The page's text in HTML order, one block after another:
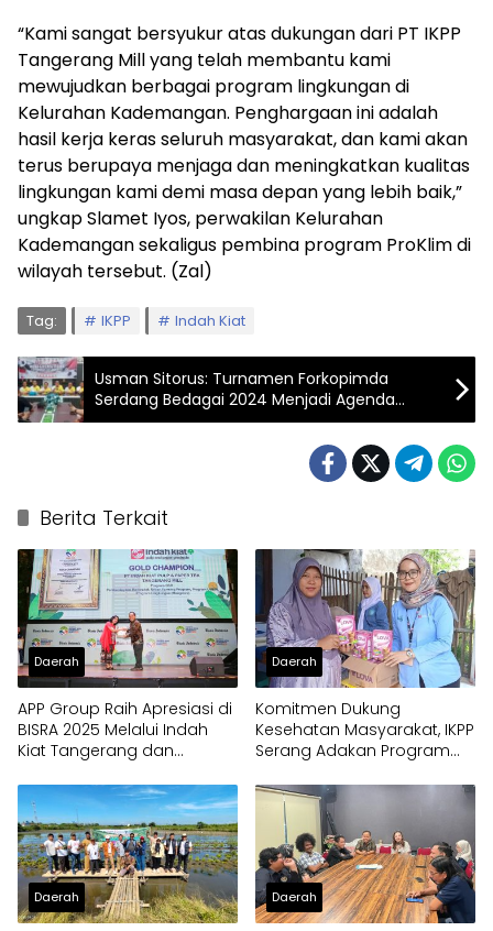
“Kami sangat bersyukur atas dukungan dari PT IKPP
Tangerang Mill yang telah membantu kami
mewujudkan berbagai program lingkungan di
Kelurahan Kademangan. Penghargaan ini adalah
hasil kerja keras seluruh masyarakat, dan kami akan
terus berupaya menjaga dan meningkatkan kualitas
lingkungan kami demi masa depan yang lebih baik,”
ungkap Slamet Iyos, perwakilan Kelurahan
Kademangan sekaligus pembina program ProKlim di
wilayah tersebut. (Zal)
Tag: IKPP Indah Kiat
Usman Sitorus: Turnamen Forkopimda
Serdang Bedagai 2024 Menjadi Agenda
Tahunan Guna Mencari Bibit Pesepak Bola
Berita Terkait
Daerah
APP Group Raih Apresiasi di
BISRA 2025 Melalui Indah
Kiat Tangerang dan
Daerah
Komitmen Dukung
Kesehatan Masyarakat, IKPP
Serang Adakan Program
Kecamatan Kragilan
Daerah Daerah